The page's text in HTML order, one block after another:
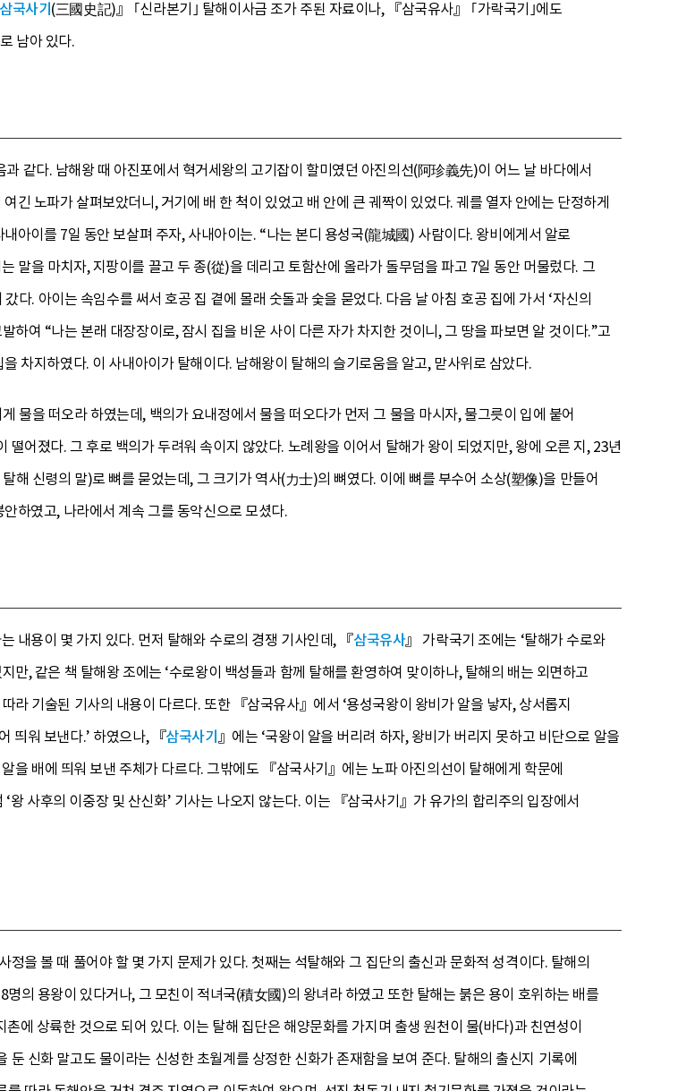
삼국사기(三國史記)』 ｢신라본기｣ 탈해이사금 조가 주된 자료이나, 『삼국유사』 ｢가락국기｣에도
남아 있다.
같다. 남해왕 때 아진포에서 혁거세왕의 고기잡이 할미였던 아진의선(阿珍義先)이 어느 날 바다에서
긴 노파가 살펴보았더니, 거기에 배 한 척이 있었고 배 안에 큰 궤짝이 있었다. 궤를 열자 안에는 단정하게
아이를 7일 동안 보살펴 주자, 사내아이는. “나는 본디 용성국(龍城國) 사람이다. 왕비에게서 알로
말을 마치자, 지팡이를 끌고 두 종(從)을 데리고 토함산에 올라가 돌무덤을 파고 7일 동안 머물렀다. 그
다. 아이는 속임수를 써서 호공 집 곁에 몰래 숫돌과 숯을 묻었다. 다음 날 아침 호공 집에 가서 ‘자신의
하여 “나는 본래 대장장이로, 잠시 집을 비운 사이 다른 자가 차지한 것이니, 그 땅을 파보면 알 것이다.”고
차지하였다. 이 사내아이가 탈해이다. 남해왕이 탈해의 슬기로움을 알고, 맏사위로 삼았다.
물을 떠오라 하였는데, 백의가 요내정에서 물을 떠오다가 먼저 그 물을 마시자, 물그릇이 입에 붙어
떨어졌다. 그 후로 백의가 두려워 속이지 않았다. 노례왕을 이어서 탈해가 왕이 되었지만, 왕에 오른 지, 23년
해 신령의 말)로 뼈를 묻었는데, 그 크기가 역사(力士)의 뼈였다. 이에 뼈를 부수어 소상(塑像)을 만들어
하였고, 나라에서 계속 그를 동악신으로 모셨다.
내용이 몇 가지 있다. 먼저 탈해와 수로의 경쟁 기사인데, 『삼국유사』 가락국기 조에는 ‘탈해가 수로와
만, 같은 책 탈해왕 조에는 ‘수로왕이 백성들과 함께 탈해를 환영하여 맞이하나, 탈해의 배는 외면하고
라 기술된 기사의 내용이 다르다. 또한 『삼국유사』에서 ‘용성국왕이 왕비가 알을 낳자, 상서롭지
띄워 보낸다.’ 하였으나, 『삼국사기 』에는 ‘국왕이 알을 버리려 하자, 왕비가 버리지 못하고 비단으로 알을
을 배에 띄워 보낸 주체가 다르다. 그밖에도 『삼국사기』에는 노파 아진의선이 탈해에게 학문에
사후의 이중장 및 산신화’ 기사는 나오지 않는다. 이는 『삼국사기』가 유가의 합리주의 입장에서
을 볼 때 풀어야 할 몇 가지 문제가 있다. 첫째는 석탈해와 그 집단의 출신과 문화적 성격이다. 탈해의
의 용왕이 있다거나, 그 모친이 적녀국(積女國)의 왕녀라 하였고 또한 탈해는 붉은 용이 호위하는 배를
에 상륙한 것으로 되어 있다. 이는 탈해 집단은 해양문화를 가지며 출생 원천이 물(바다)과 친연성이
둔 신화 말고도 물이라는 신성한 초월계를 상정한 신화가 존재함을 보여 준다. 탈해의 출신지 기록에